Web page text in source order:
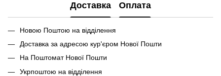
Доставка Оплата
Новою Поштою на відділення
Доставка за адресою кур'єром Нової Пошти
На Поштомат Нової Пошти
Укрпоштою на відділення